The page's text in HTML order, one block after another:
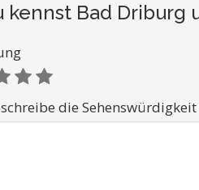
kennst Bad
die